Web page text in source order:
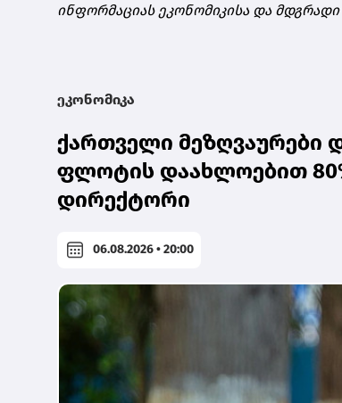
ინფორმაციას ეკონომიკისა და
ეკონომიკა
ქართველი მეზღვაურები
ფლოტის დაახლოებით
დირექტორი
06.08.2026 • 20:00